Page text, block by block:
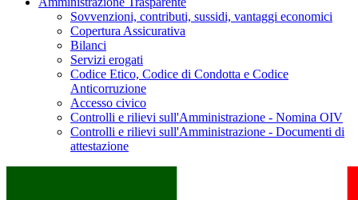
Sovvenzioni, contributi, sussidi, vantaggi economici
Copertura Assicurativa
Bilanci
Servizi erogati
Codice Etico, Codice di Condotta e Codice
Anticorruzione
Accesso civico
Controlli e rilievi sull'Amministrazione - Nomina OIV
Controlli e rilievi sull'Amministrazione - Documenti di
attestazione